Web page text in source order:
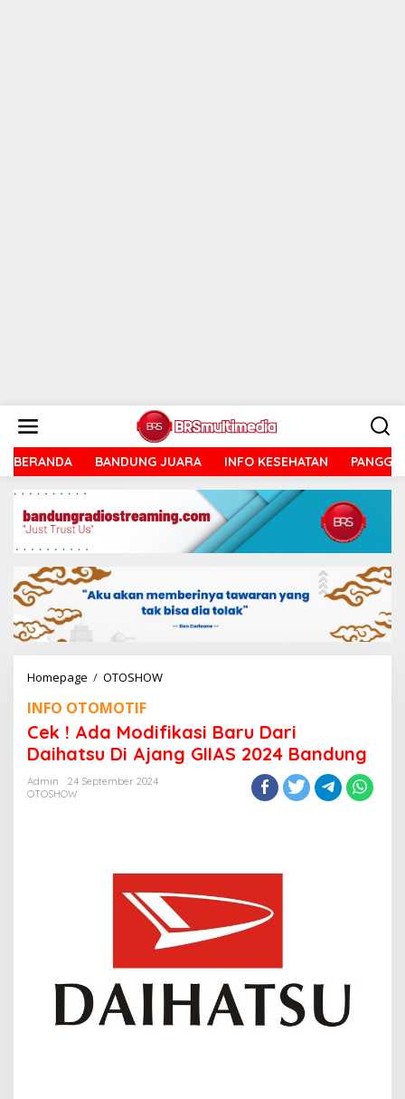
konten
BERANDA BANDUNG JUARA INFO KESEHATAN
Homepage / OTOSHOWCek
Modifikasi
Baru
Dari
INFO OTOMOTIF
Cek ! Ada Modifikasi Baru Dari
Daihatsu Di Ajang GIIAS 2024 Bandung
Admin
24 September 2024
OTOSHOW